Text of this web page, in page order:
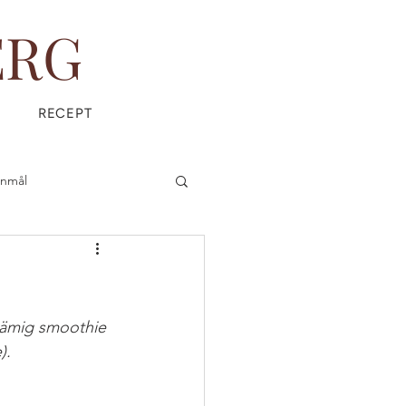
RECEPT
Everyday Magic
smoothie